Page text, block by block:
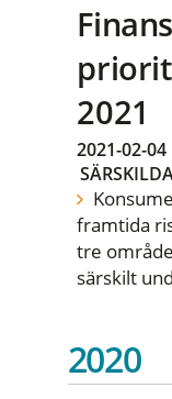
2021
2021-02-04
framtida
tre
särskilt
2020